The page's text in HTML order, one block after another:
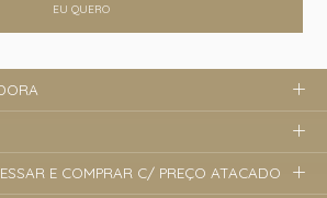
EU QUERO
E COMPRAR C/ PREÇO ATACADO